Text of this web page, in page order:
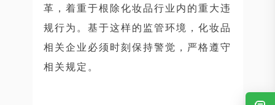
革，着重于根除化妆品行业内的重大违
规行为。基于这样的监管环境，化妆品
相关企业必须时刻保持警觉，严格遵守
相关规定。